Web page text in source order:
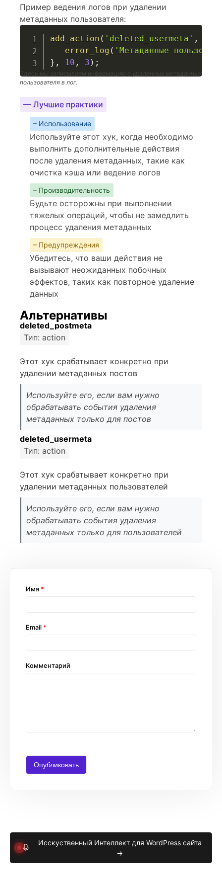
Пример ведения логов при удалении
метаданных пользователя:
add_action ( 'deleted_usermeta' ,
error_log ( 'Метаданные
} , 10 , 3 ) ;
Здесь мы записываем информацию о удаленных метаданных
пользователя в лог.
— Лучшие практики
– Использование
Используйте этот хук, когда необходимо
выполнить дополнительные действия
после удаления метаданных, такие как
очистка кэша или ведение логов
– Производительность
Будьте осторожны при выполнении
тяжелых операций, чтобы не замедлить
процесс удаления метаданных
– Предупреждения
Убедитесь, что ваши действия не
вызывают неожиданных побочных
эффектов, таких как повторное удаление
данных
Альтернативы
deleted_postmeta
Тип: action
Этот хук срабатывает конкретно при
удалении метаданных постов
Используйте его, если вам нужно
обрабатывать события удаления
метаданных только для постов
deleted_usermeta
Тип: action
Этот хук срабатывает конкретно при
удалении метаданных пользователей
Используйте его, если вам нужно
обрабатывать события удаления
метаданных только для пользователей
Комментарий
Имя *
Email *
Исскуственный Интеллект для WordPress сайта
→